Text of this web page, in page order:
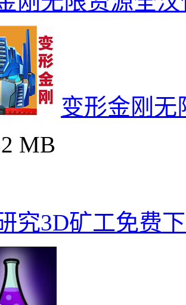
变形金刚无
MB
究3D矿工免费